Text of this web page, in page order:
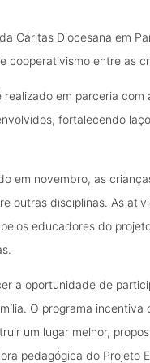
Cáritas Diocesana em
cooperativismo entre as
realizado em parceria
fortalecendo
em novembro, as
outras disciplinas. As
educadores do
a oportunidade de
O programa
um lugar melhor,
pedagógica do Projeto